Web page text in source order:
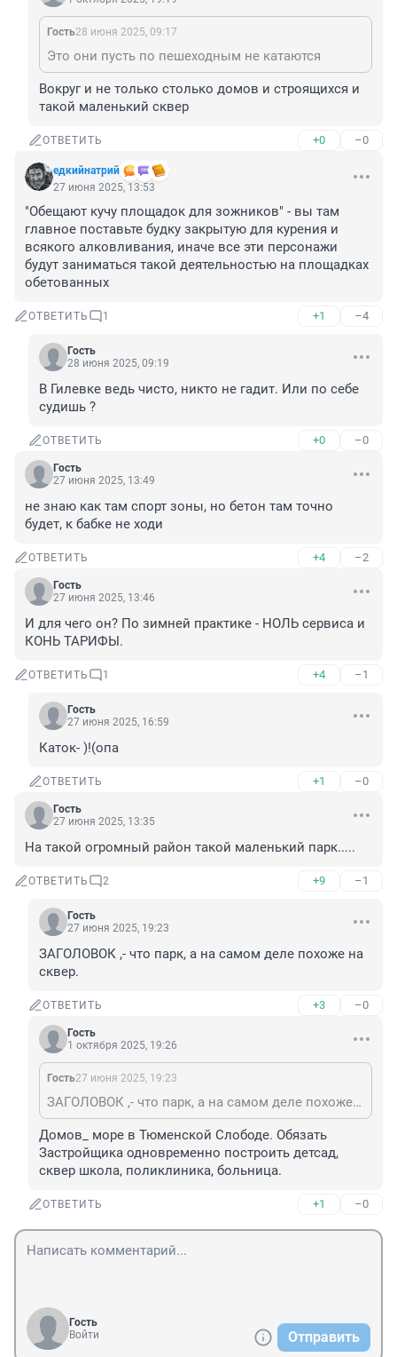
Гость28 июня 2025, 09:17
Это они пусть по пешеходным не катаются
Вокруг и не только столько домов и строящихся и
такой маленький сквер
ОТВЕТИТЬ +0 –0
едкийнатрий
27 июня 2025, 13:53
"Обещают кучу площадок для зожников" - вы там
главное поставьте будку закрытую для курения и
всякого алковливания, иначе все эти персонажи
будут заниматься такой деятельностью на площадках
обетованных
ОТВЕТИТЬ 1 +1 –4
Гость
28 июня 2025, 09:19
В Гилевке ведь чисто, никто не гадит. Или по себе
судишь ?
ОТВЕТИТЬ +0 –0
Гость
27 июня 2025, 13:49
не знаю как там спорт зоны, но бетон там точно
будет, к бабке не ходи
ОТВЕТИТЬ +4 –2
Гость
27 июня 2025, 13:46
И для чего он? По зимней практике - НОЛЬ сервиса и
КОНЬ ТАРИФЫ.
ОТВЕТИТЬ 1 +4 –1
Гость
27 июня 2025, 16:59
Каток- )!(опа
ОТВЕТИТЬ +1 –0
Гость
27 июня 2025, 13:35
На такой огромный район такой маленький парк.....
ОТВЕТИТЬ 2 +9 –1
Гость
27 июня 2025, 19:23
ЗАГОЛОВОК ,- что парк, а на самом деле похоже на
сквер.
ОТВЕТИТЬ +3 –0
Гость
1 октября 2025, 19:26
Гость27 июня 2025, 19:23
ЗАГОЛОВОК ,- что парк, а на самом деле похоже на сквер.
Домов_ море в Тюменской Слободе. Обязать
Застройщика одновременно построить детсад,
сквер школа, поликлиника, больница.
ОТВЕТИТЬ +1 –0
Гость
Войти
Отправить